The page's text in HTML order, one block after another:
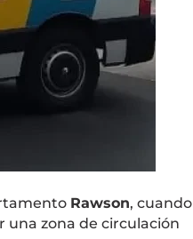
Rawson, cuando
zona de circulación